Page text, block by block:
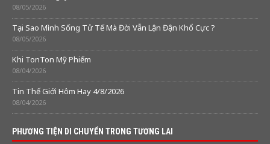
08/05/2026
Tại Sao Mình Sống Tử Tế Mà Đời Vẫn Lận Đận Khổ Cực ?
08/05/2026
Khi TonTon Mỹ Phiếm
08/04/2026
Tin Thế Giới Hôm Hay 4/8/2026
08/04/2026
PHƯƠNG TIỆN DI CHUYỂN TRONG TƯƠNG LAI